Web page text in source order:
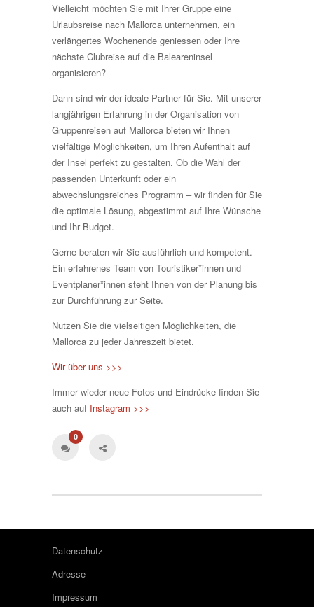
Vielleicht möchten Sie mit Ihrer Gruppe eine
Urlaubsreise nach Mallorca unternehmen, ein
verlängertes Wochenende geniessen oder Ihre
nächste Clubreise auf die Baleareninsel
organisieren?
Dann sind wir der ideale Partner für Sie. Mit unserer
langjährigen Erfahrung in der Organisation von
Gruppenreisen auf Mallorca bieten wir Ihnen
vielfältige Möglichkeiten, um Ihren Aufenthalt auf
der Insel perfekt zu gestalten. Ob die Wahl der
passenden Unterkunft oder ein
abwechslungsreiches Programm – wir finden für Sie
die optimale Lösung, abgestimmt auf Ihre Wünsche
und Ihr Budget.
Gerne beraten wir Sie ausführlich und kompetent.
Ein erfahrenes Team von Touristiker*innen und
Eventplaner*innen steht Ihnen von der Planung bis
zur Durchführung zur Seite.
Nutzen Sie die vielseitigen Möglichkeiten, die
Mallorca zu jeder Jahreszeit bietet.
Wir über uns >>>
Immer wieder neue Fotos und Eindrücke finden Sie
auch auf Instagram >>>
0
Datenschutz
Adresse
Impressum